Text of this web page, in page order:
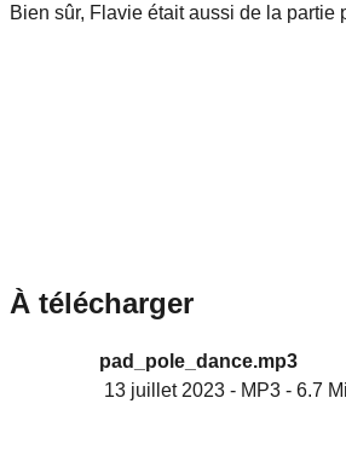
Bien sûr, Flavie était aussi de la partie
À télécharger
pad_pole_dance.mp3
13 juillet 2023 - MP3 - 6.7